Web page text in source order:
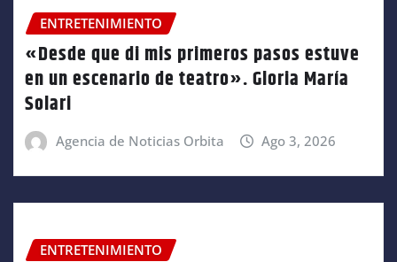
ENTRETENIMIENTO
«Desde que di mis primeros pasos estuve
en un escenario de teatro». Gloria María
Solari
Agencia de Noticias Orbita Ago 3, 2026
ENTRETENIMIENTO